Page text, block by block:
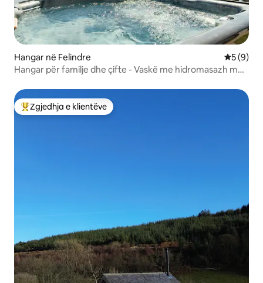
Hangar në Felindre
5 (9)
Hangar për familje dhe çifte - Vaskë me hidromasazh me
Më të mirat e zgjedhjeve të klientëve
Zgjedhja e klientëve